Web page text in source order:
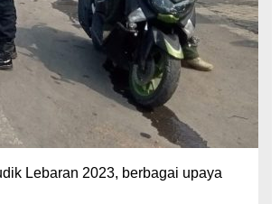
Lebaran 2023, berbagai upaya